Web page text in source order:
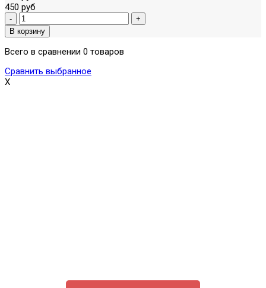
450 руб
Всего в сравнении 0 товаров
Сравнить выбранное
X